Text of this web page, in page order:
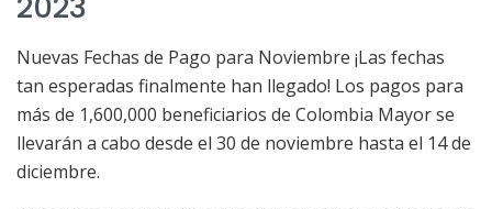
Nuevas Fechas de Pago para Noviembre ¡Las fechas
tan esperadas finalmente han llegado! Los pagos para
más de 1,600,000 beneficiarios de Colombia Mayor se
llevarán a cabo desde el 30 de noviembre hasta el 14 de
diciembre.